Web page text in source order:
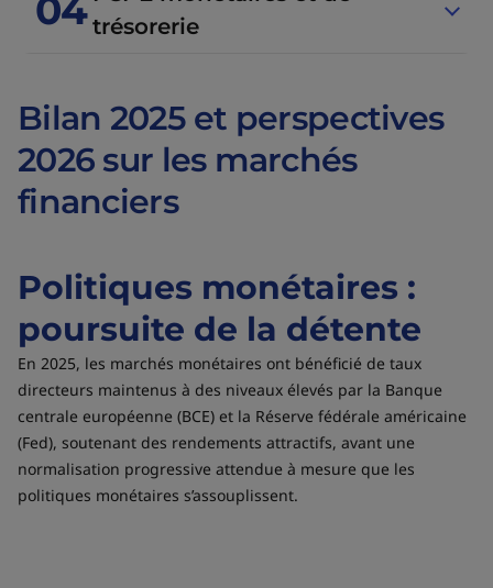
trésorerie
Bilan 2025 et perspectives
2026 sur les marchés
financiers
Politiques monétaires :
poursuite de la détente
En 2025, les marchés monétaires ont bénéficié de taux
directeurs maintenus à des niveaux élevés par la Banque
centrale européenne (BCE) et la Réserve fédérale américaine
(Fed), soutenant des rendements attractifs, avant une
normalisation progressive attendue à mesure que les
politiques monétaires s’assouplissent.